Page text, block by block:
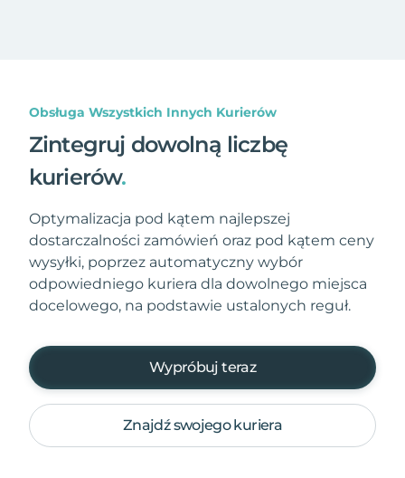
Obsługa Wszystkich Innych Kurierów
Zintegruj dowolną liczbę
kurierów.
Optymalizacja pod kątem najlepszej
dostarczalności zamówień oraz pod kątem ceny
wysyłki, poprzez automatyczny wybór
odpowiedniego kuriera dla dowolnego miejsca
docelowego, na podstawie ustalonych reguł.
Wypróbuj teraz
Znajdź swojego kuriera